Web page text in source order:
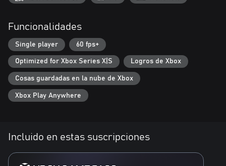
integrantes tienen muy presentes los aspectos estéticos, pero no
fehaciente de esto, ya que supone un desafío abierto a los
Funcionalidades
Single player 60 fps+
Optimized for Xbox Series X|S Logros de Xbox
Cosas guardadas en la nube de Xbox
Xbox Play Anywhere
Incluido en estas suscripciones